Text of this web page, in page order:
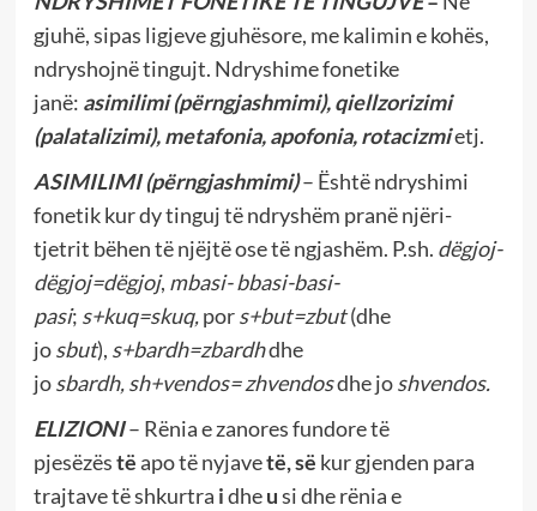
gjuhë, sipas ligjeve gjuhësore, me kalimin e kohës,
ndryshojnë tingujt. Ndryshime fonetike
janë: asimilimi (përngjashmimi), qiellzorizimi
(palatalizimi), metafonia, apofonia, rotacizmietj.
ASIMILIMI (përngjashmimi)– Është ndryshimi
fonetik kur dy tinguj të ndryshëm pranë njëri-
tjetrit bëhen të njëjtë ose të ngjashëm. P.sh. dëgjoj-
dëgjoj=dëgjoj, mbasi- bbasi-basi-
pasi; s+kuq=skuq,pors+but=zbut(dhe
josbut), s+bardh=zbardhdhe
josbardh, sh+vendos= zhvendosdhe joshvendos.
ELIZIONI– Rënia e zanores fundore të
pjesëzëstëapo të nyjavetë,së kur gjenden para
trajtave të shkurtra idheusi dhe rënia e